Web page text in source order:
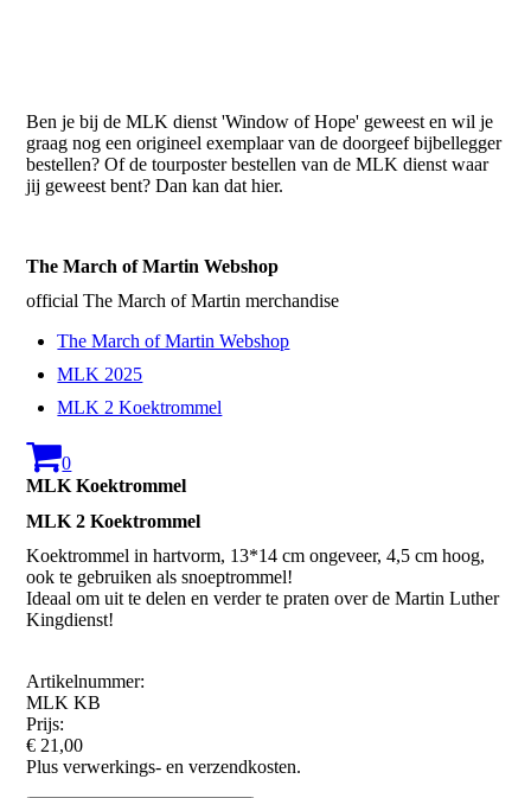
Ben je bij de MLK dienst 'Window of Hope' geweest en wil je
graag nog een origineel exemplaar van de doorgeef bijbellegger
bestellen? Of de tourposter bestellen van de MLK dienst waar
jij geweest bent? Dan kan dat hier.
The March of Martin Webshop
official The March of Martin merchandise
The March of Martin Webshop
MLK 2025
MLK 2 Koektrommel
0
MLK Koektrommel
MLK 2 Koektrommel
Koektrommel in hartvorm, 13*14 cm ongeveer, 4,5 cm hoog,
ook te gebruiken als snoeptrommel!
Ideaal om uit te delen en verder te praten over de Martin Luther
Kingdienst!
Artikelnummer:
MLK KB
Prijs:
€ 21,00
Plus verwerkings- en verzendkosten.